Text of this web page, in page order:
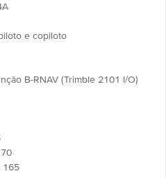
e copiloto
B-RNAV (Trimble 2101 I/O)
165